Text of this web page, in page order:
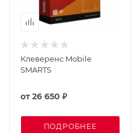
Клеверенс Mobile
SMARTS
от26 650 ₽
ПОДРОБНЕЕ